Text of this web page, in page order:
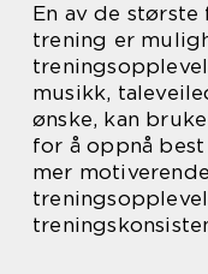
En av de
trening er
musikk,
ønske, kan
for å oppnå
mer